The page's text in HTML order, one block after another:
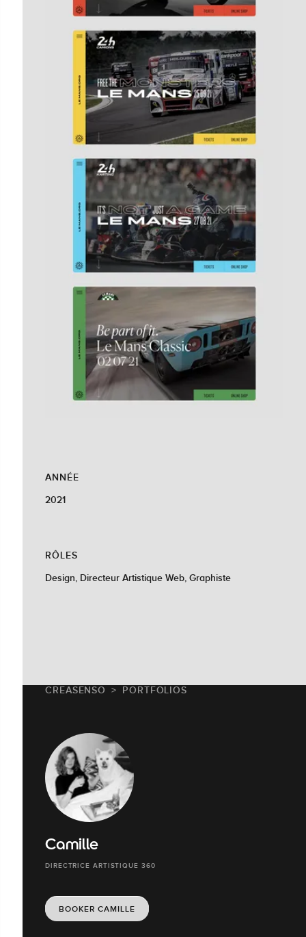
ANNÉE
2021
RÔLES
Design, Directeur Artistique Web, Graphiste
CREASENSO PORTFOLIOS
Camille
DIRECTRICE ARTISTIQUE 360
BOOKER CAMILLE